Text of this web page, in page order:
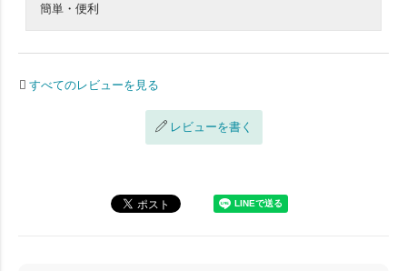
簡単・便利
すべてのレビューを見る
レビューを書く